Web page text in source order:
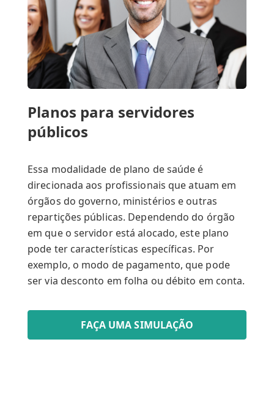
Parceiros
Contato
Planos para servidores
públicos
Essa modalidade de plano de saúde é
direcionada aos profissionais que atuam em
órgãos do governo, ministérios e outras
repartições públicas. Dependendo do órgão
em que o servidor está alocado, este plano
pode ter características específicas. Por
exemplo, o modo de pagamento, que pode
ser via desconto em folha ou débito em conta.
FAÇA UMA SIMULAÇÃO